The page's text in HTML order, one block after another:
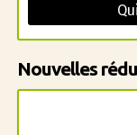
Nouvelles